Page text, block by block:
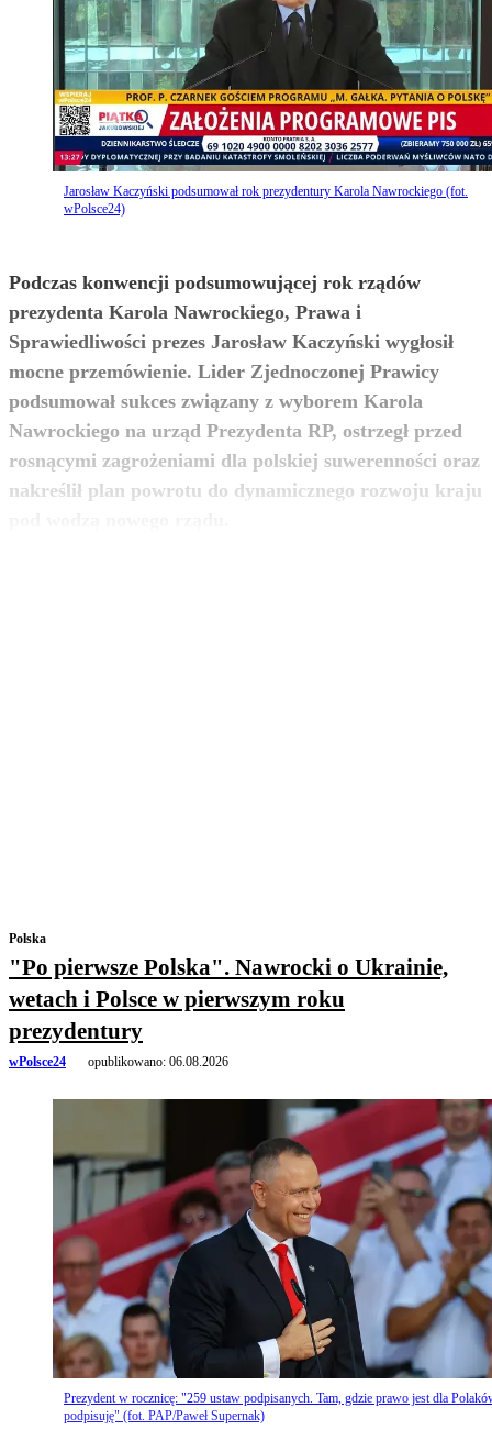
Jarosław Kaczyński podsumował rok prezydentury Karola Nawrockiego (fot.
wPolsce24)
Podczas konwencji podsumowującej rok rządów
prezydenta Karola Nawrockiego, Prawa i
Sprawiedliwości prezes Jarosław Kaczyński wygłosił
mocne przemówienie. Lider Zjednoczonej Prawicy
podsumował sukces związany z wyborem Karola
Nawrockiego na urząd Prezydenta RP, ostrzegł przed
rosnącymi zagrożeniami dla polskiej suwerenności oraz
nakreślił plan powrotu do dynamicznego rozwoju kraju
zobacz więcej
Polska
"Po pierwsze Polska". Nawrocki o Ukrainie,
wetach i Polsce w pierwszym roku
prezydentury
wPolsce24 opublikowano: 06.08.2026
Prezydent w rocznicę: "259 ustaw podpisanych. Tam, gdzie prawo jest dla
podpisuję" (fot. PAP/Paweł Supernak)